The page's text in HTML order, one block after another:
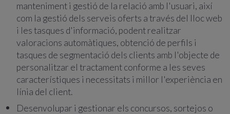
manteniment i gestió de la relació amb l'usuari, així
com la gestió dels serveis oferts a través del lloc web
i les tasques d'informació, podent realitzar
valoracions automàtiques, obtenció de perfils i
tasques de segmentació dels clients amb l'objecte de
personalitzar el tractament conforme a les seves
característiques i necessitats i millor l'experiència en
línia del client.
Desenvolupar i gestionar els concursos, sortejos o